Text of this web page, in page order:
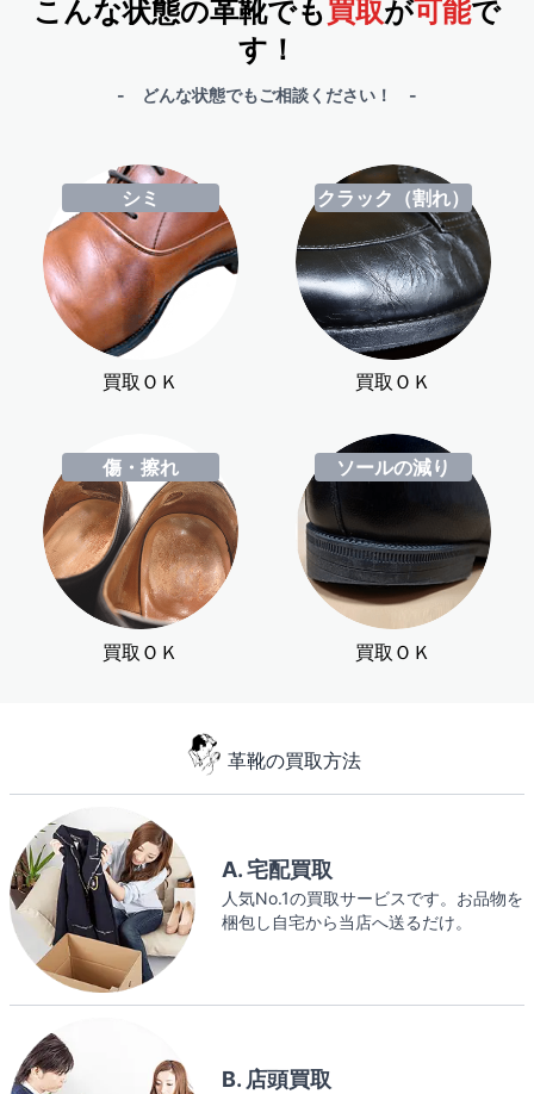
こんな状態の革靴でも買取が可能で
す！
- どんな状態でもご相談ください！ -
シミ
買取ＯＫ
クラック（割れ）
買取ＯＫ
傷・擦れ
買取ＯＫ
ソールの減り
買取ＯＫ
革靴の買取方法
A. 宅配買取
人気No.1の買取サービスです。お品物を
梱包し自宅から当店へ送るだけ。
B. 店頭買取